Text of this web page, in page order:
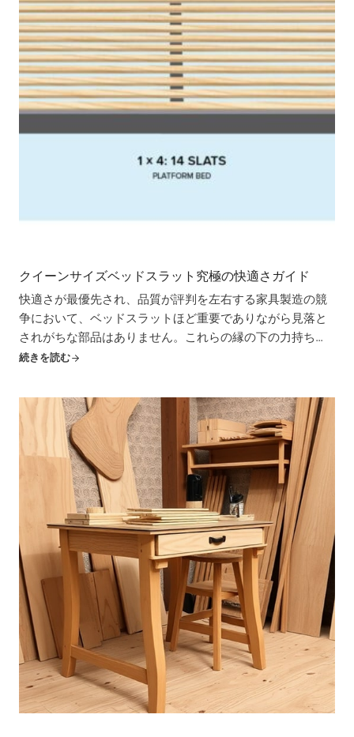
クイーンサイズベッドスラット究極の快適さガイド
快適さが最優先され、品質が評判を左右する家具製造の競
争において、ベッドスラットほど重要でありながら見落と
されがちな部品はありません。これらの縁の下の力持ち
は、適切な重量配分を保証し、通気性を促進し、最終的に
続きを読む